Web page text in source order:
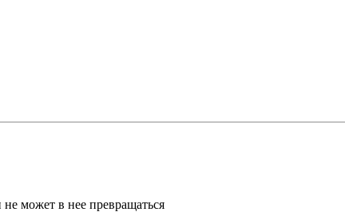
может в нее превращаться